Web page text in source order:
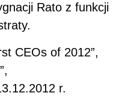
Rato z funkcji
CEOs of 2012”,
r.